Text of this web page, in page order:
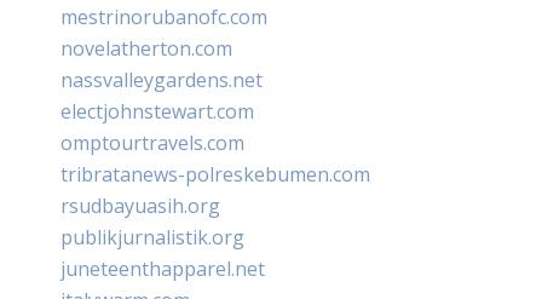
mestrinorubanofc.com
novelatherton.com
nassvalleygardens.net
electjohnstewart.com
omptourtravels.com
tribratanews-polreskebumen.com
rsudbayuasih.org
publikjurnalistik.org
juneteenthapparel.net